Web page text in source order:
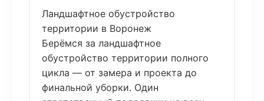
Ландшафтное обустройство
территории в Воронеж
Берёмся за ландшафтное
обустройство территории полного
цикла — от замера и проекта до
финальной уборки. Один